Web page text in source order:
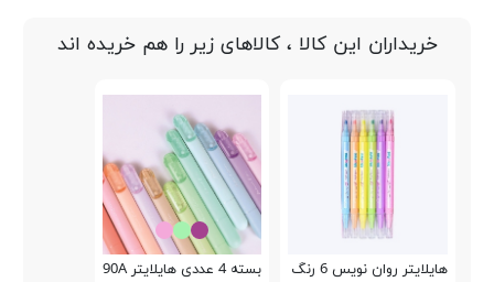
خریداران این کالا ، کالاهای زیر را هم خریده اند
هایلایتر روان نویس 6 رنگ Schoolfans FA92310 بسته 4 عددی هایلایتر Natural Color HP7390A